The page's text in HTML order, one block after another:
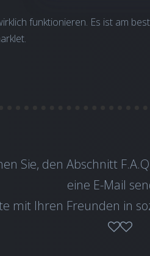
funktionieren. Es ist am
Sie, den Abschnitt
eine E-Mail
mit Ihren Freunden in